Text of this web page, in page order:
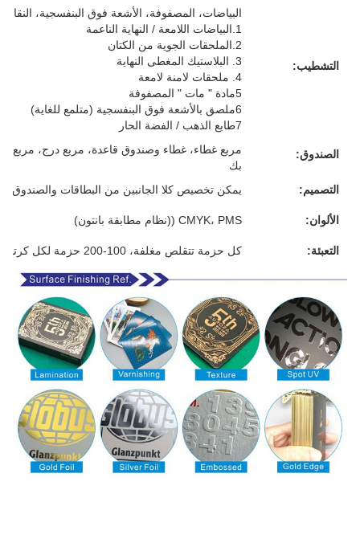
التشطيب:
البياضات، المصفوفة، الأشعة فوق البنفسجية،
1.البياضات اللامعة / النهاية الناعمة
2.الملحقات الجوية من الكتان
3. البلاستيك المغطى النهاية
4. ملحقات لامنة لامعة
5مادة " مات " المصفوفة
6ملصق بالأشعة فوق البنفسجية (متلمع للغاية)
7طابع الذهب / الفضة الحار
الصندوق:
مربع غطاء، غطاء وصندوق قاعدة، مربع درج،
بك
التصميم:
يمكن تخصيص كلا الجانبين من البطاقات والصندوق
الألوان: CMYK، PMS ((نظام مطابقة بانتون)
التعبئة: كل حزمة تتقلص مغلفة، 100-200 حزمة لكل كرتون